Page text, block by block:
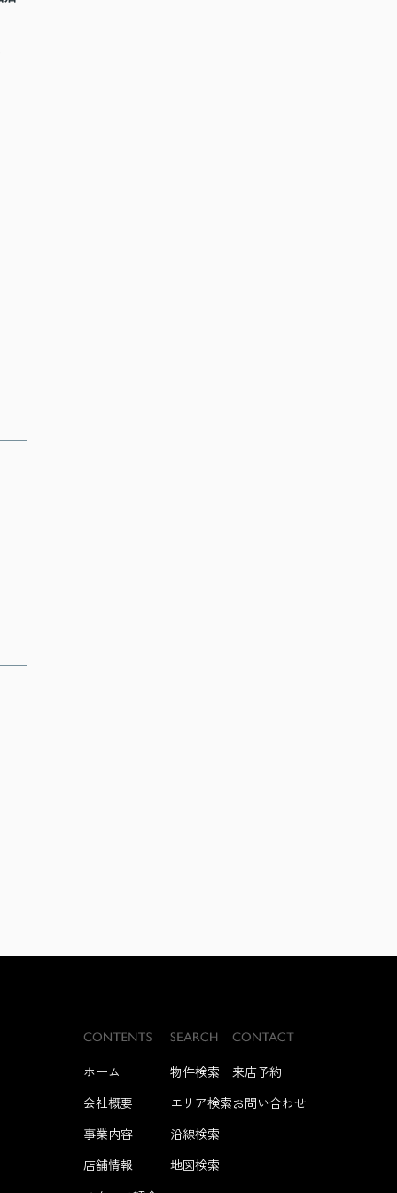
ホーム
会社概要
事業内容
店舗情報
物件検索
エリア検索
沿線検索
地図検索
来店予約
お問い合わせ